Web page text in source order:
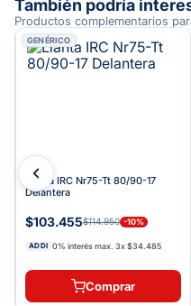
También podría
Productos complementarios
GENÉRICO
IRC
Llanta IRC Nr75-Tt 80/90-17
Delantera
$103.455$114.950 -10%
ADDI 0% interés max. 3x$34.485
Comprar